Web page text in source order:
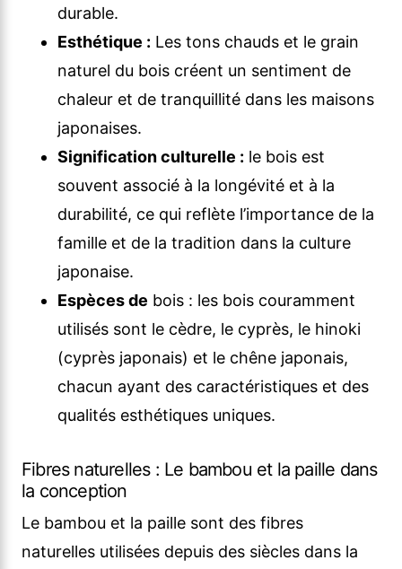
durable.
Esthétique : Les tons chauds et le grain
naturel du bois créent un sentiment de
chaleur et de tranquillité dans les maisons
japonaises.
Signification culturelle : le bois est
souvent associé à la longévité et à la
durabilité, ce qui reflète l’importance de la
famille et de la tradition dans la culture
japonaise.
Espèces de bois : les bois couramment
utilisés sont le cèdre, le cyprès, le hinoki
(cyprès japonais) et le chêne japonais,
chacun ayant des caractéristiques et des
qualités esthétiques uniques.
Fibres naturelles : Le bambou et la paille dans
la conception
Le bambou et la paille sont des fibres
naturelles utilisées depuis des siècles dans la